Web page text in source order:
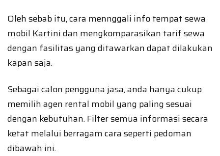
Oleh sebab itu, cara mennggali info tempat sewa
mobil Kartini dan mengkomparasikan tarif sewa
dengan fasilitas yang ditawarkan dapat dilakukan
kapan saja.
Sebagai calon pengguna jasa, anda hanya cukup
memilih agen rental mobil yang paling sesuai
dengan kebutuhan. Filter semua informasi secara
ketat melalui berragam cara seperti pedoman
dibawah ini.